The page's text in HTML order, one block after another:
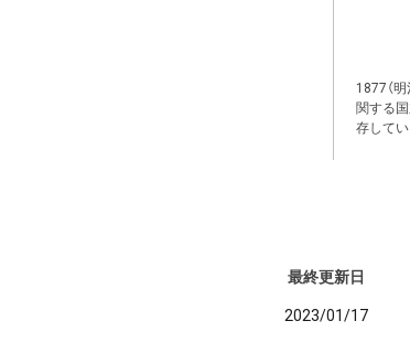
1877（
関する
存してい
最終更新日
2023/01/17